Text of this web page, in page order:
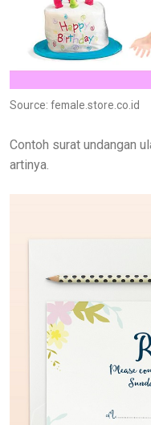
Source: female.store.co.id
Contoh surat undangan
artinya.